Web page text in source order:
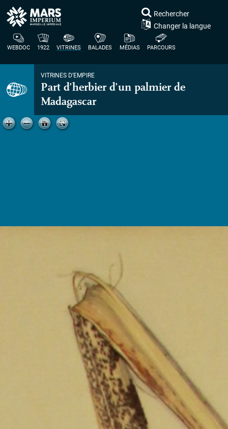
WEBDOC 1922 VITRINES BALADES MÉDIAS PARCOURS
Rechercher
Changer la langue
VITRINES D’EMPIRE
Part d’herbier d’un palmier de
Madagascar